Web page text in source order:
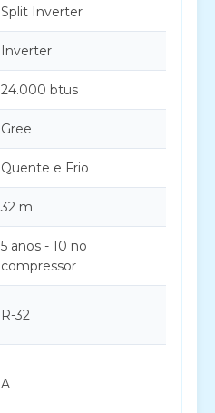
Split Inverter
Inverter
24.000 btus
Gree
Quente e Frio
32 m
5 anos - 10 no
compressor
R-32
A